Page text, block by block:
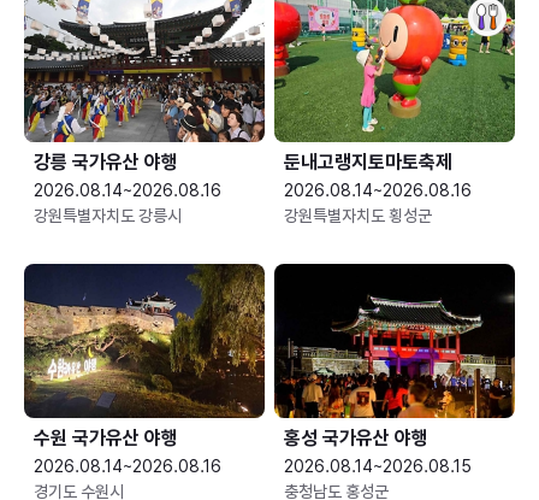
강릉 국가유산 야행
2026.08.14~2026.08.16
강원특별자치도 강릉시
둔내고랭지토마토축제
2026.08.14~2026.08.16
강원특별자치도 횡성군
수원 국가유산 야행
2026.08.14~2026.08.16
경기도 수원시
홍성 국가유산 야행
2026.08.14~2026.08.15
충청남도 홍성군